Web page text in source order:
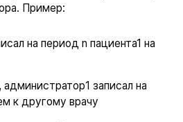
Пример:
на период n пациента1 на
записал на
к другому врачу